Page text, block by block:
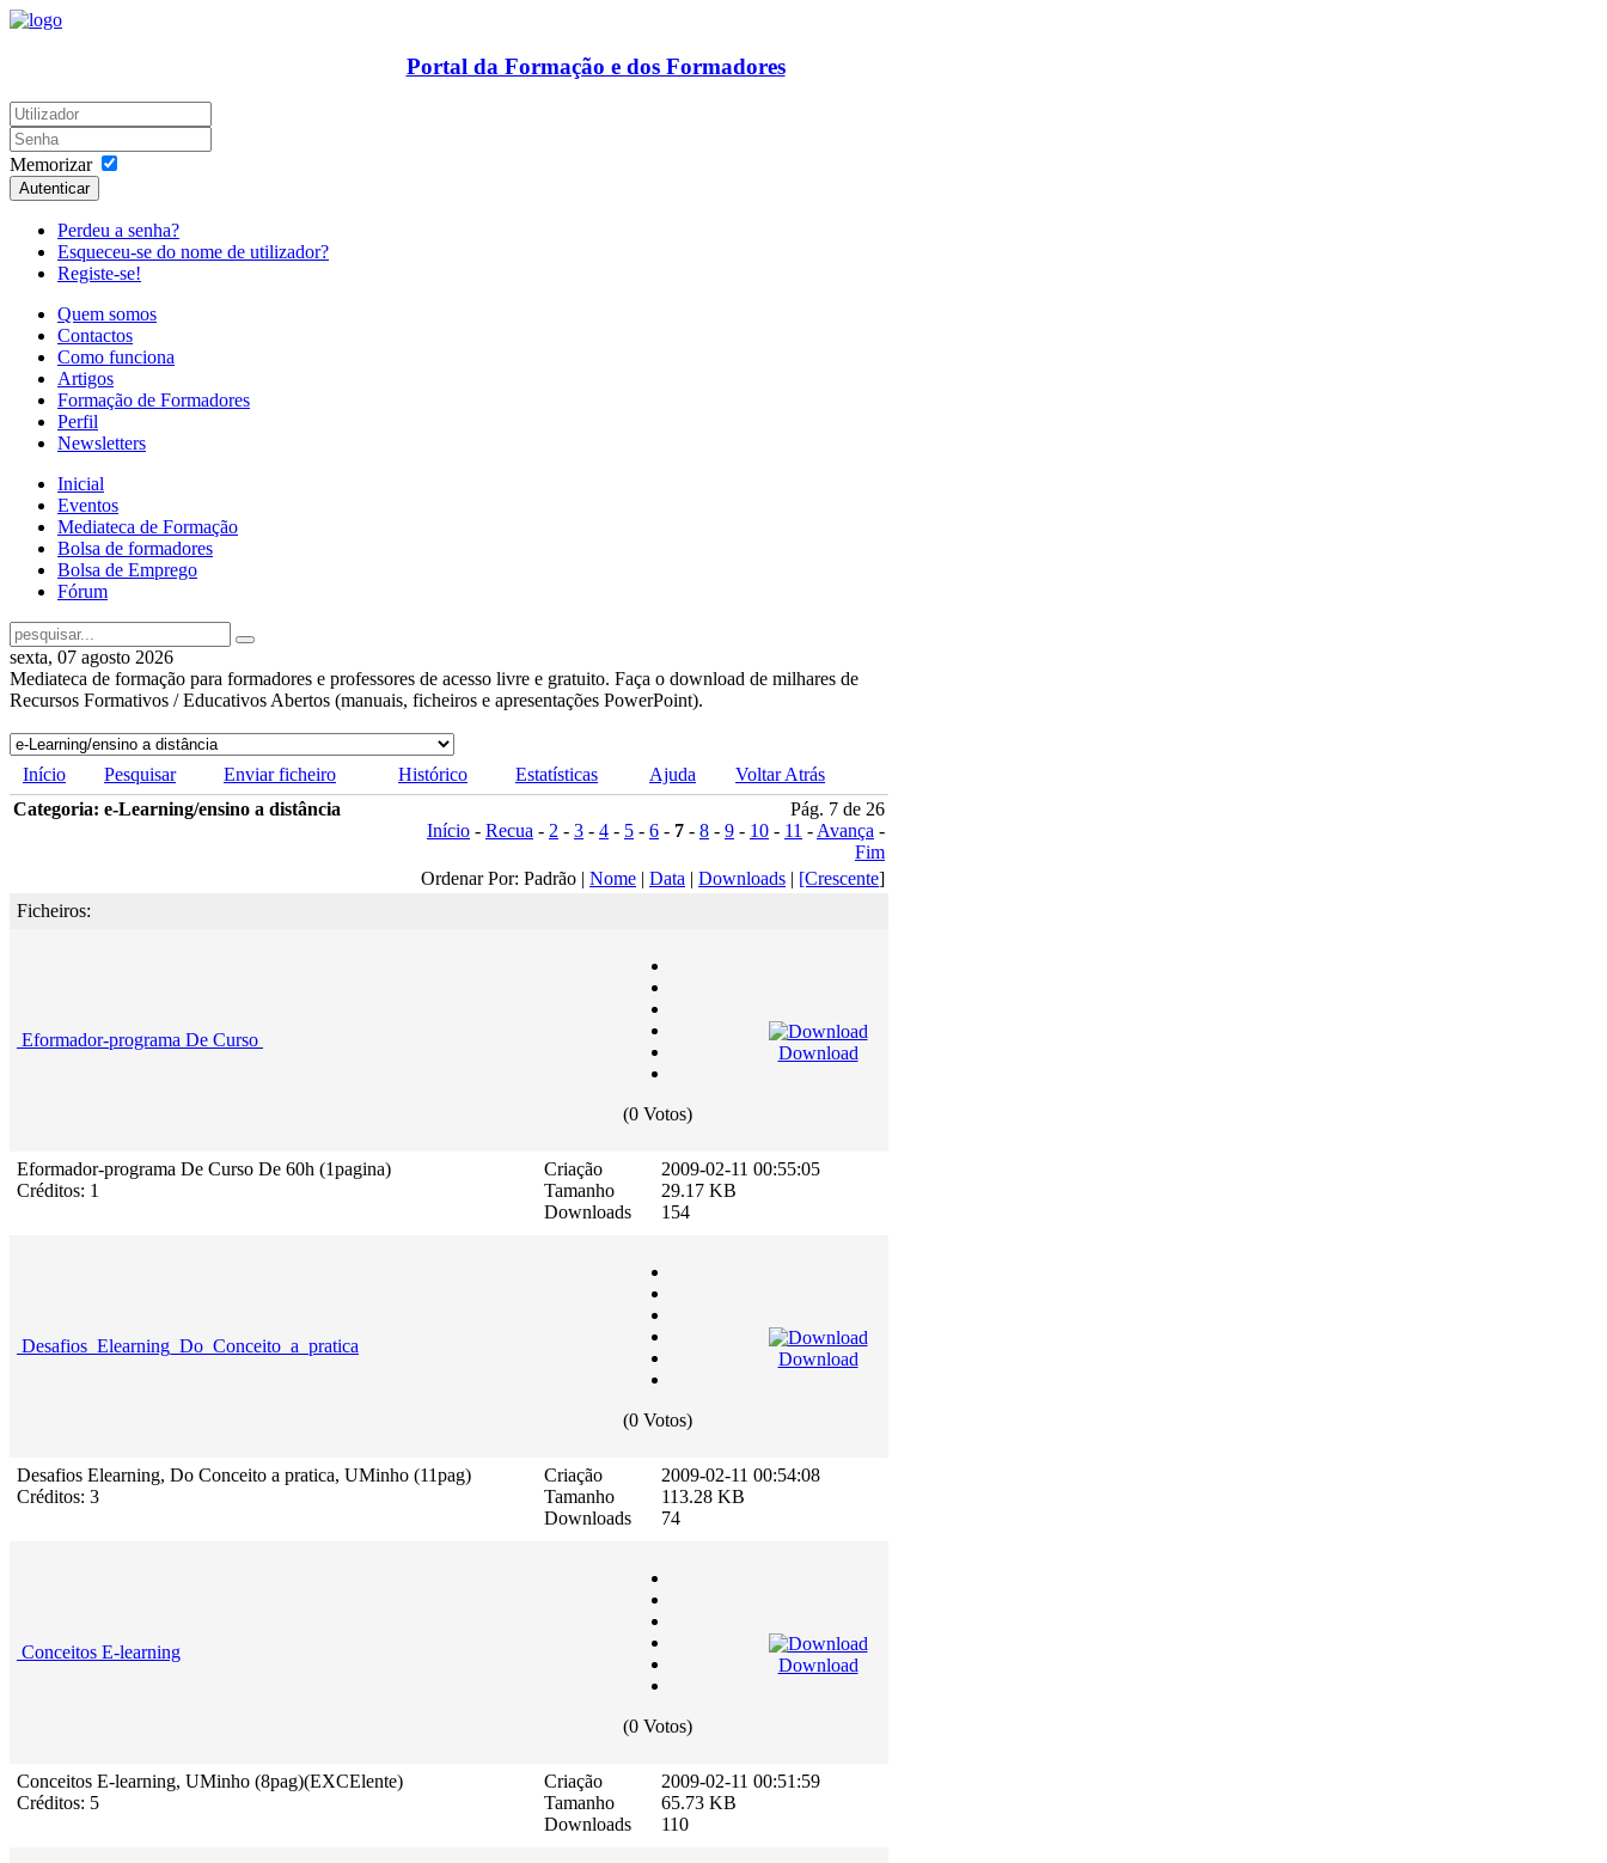
Portal da Formação e dos Formadores
Memorizar
Autenticar
Perdeu a senha?
Esqueceu-se do nome de utilizador?
Registe-se!
Quem somos
Contactos
Como funciona
Artigos
Formação de Formadores
Perfil
Newsletters
Inicial
Eventos
Mediateca de Formação
Bolsa de formadores
Bolsa de Emprego
Fórum
sexta, 07 agosto 2026
Mediateca de formação para formadores e professores de acesso livre e gratuito. Faça o download de milhares de
Recursos Formativos / Educativos Abertos (manuais, ficheiros e apresentações PowerPoint).
Início Pesquisar Enviar ficheiro Histórico Estatísticas Ajuda
Voltar Atrás
Categoria: e-Learning/ensino a distância
Pág. 7 de 26
Início - Recua - 2 - 3 - 4 - 5 - 6 - 7 - 8 - 9 - 10 - 11 -Avança -
Fim
Ordenar Por: Padrão | Nome | Data | Downloads | [Crescente]
Ficheiros:
Eformador-programa De Curso
(0 Votos)
Download
Eformador-programa De Curso De 60h (1pagina)
Créditos: 1
Criação
Tamanho
Downloads
2009-02-11 00:55:05
29.17 KB
154
Desafios_Elearning_Do_Conceito_a_pratica
(0 Votos)
Download
Desafios Elearning, Do Conceito a pratica, UMinho (11pag)
Créditos: 3
Criação
Tamanho
Downloads
2009-02-11 00:54:08
113.28 KB
74
Conceitos E-learning
(0 Votos)
Download
Conceitos E-learning, UMinho (8pag)(EXCElente)
Créditos: 5
Criação
Tamanho
Downloads
2009-02-11 00:51:59
65.73 KB
110